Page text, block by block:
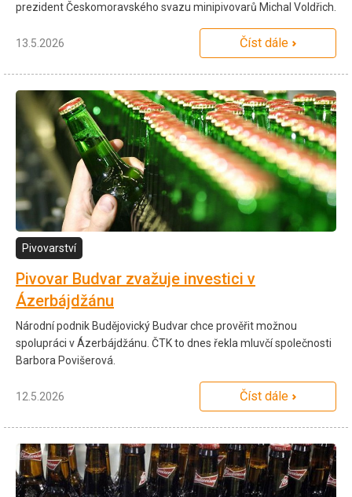
prezident Českomoravského svazu minipivovarů Michal Voldřich.
13.5.2026 Číst dále
Pivovarství
Pivovar Budvar zvažuje investici v
Ázerbájdžánu
Národní podnik Budějovický Budvar chce prověřit možnou
spolupráci v Ázerbájdžánu. ČTK to dnes řekla mluvčí společnosti
Barbora Povišerová.
12.5.2026 Číst dále